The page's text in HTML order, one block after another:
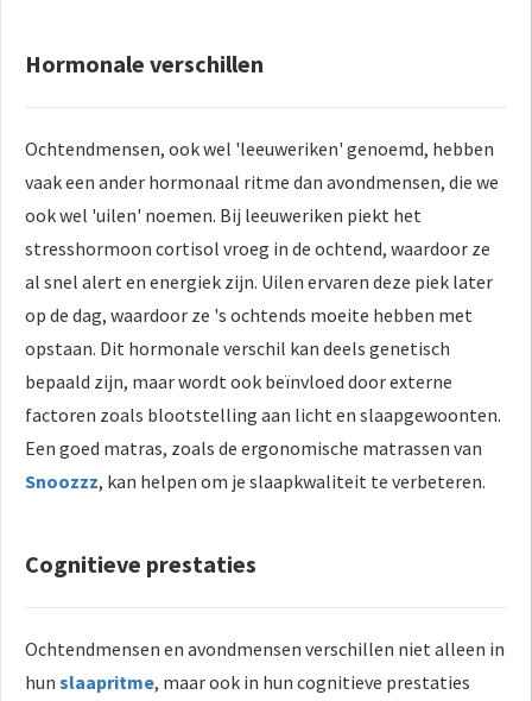
Hormonale verschillen
Ochtendmensen, ook wel 'leeuweriken' genoemd, hebben
vaak een ander hormonaal ritme dan avondmensen, die we
ook wel 'uilen' noemen. Bij leeuweriken piekt het
stresshormoon cortisol vroeg in de ochtend, waardoor ze
al snel alert en energiek zijn. Uilen ervaren deze piek later
op de dag, waardoor ze 's ochtends moeite hebben met
opstaan. Dit hormonale verschil kan deels genetisch
bepaald zijn, maar wordt ook beïnvloed door externe
factoren zoals blootstelling aan licht en slaapgewoonten.
Een goed matras, zoals de ergonomische matrassen van
Snoozzz, kan helpen om je slaapkwaliteit te verbeteren.
Cognitieve prestaties
Ochtendmensen en avondmensen verschillen niet alleen in
hun slaapritme, maar ook in hun cognitieve prestaties